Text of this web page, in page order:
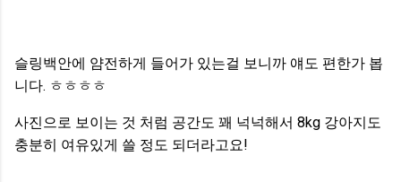
슬링백안에 얌전하게 들어가 있는걸 보니까 얘도 편한가 봅
니다. ㅎㅎㅎㅎ
사진으로 보이는 것 처럼 공간도 꽤 넉넉해서 8kg 강아지도
충분히 여유있게 쓸 정도 되더라고요!